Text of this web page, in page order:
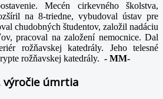
Mecén cirkevného školstva,
na 8-triedne, vybudoval ústav pre
chudobných študentov, založil nadáciu
pracoval na založení nemocnice. Dal
rožňavskej katedrály. Jeho telesné
rožňavskej katedrály. - MM-
výročie úmrtia